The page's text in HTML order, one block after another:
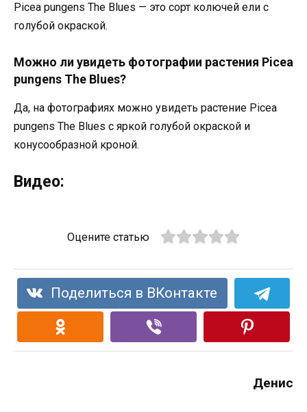
Picea pungens The Blues — это сорт колючей ели с
голубой окраской.
Можно ли увидеть фотографии растения Picea
pungens The Blues?
Да, на фотографиях можно увидеть растение Picea
pungens The Blues с яркой голубой окраской и
конусообразной кроной.
Видео:
Оцените статью
Поделиться в ВКонтакте
Денис